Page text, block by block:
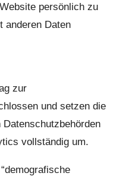
persönlich zu
anderen Daten
zur
und setzen die
vollständig um.